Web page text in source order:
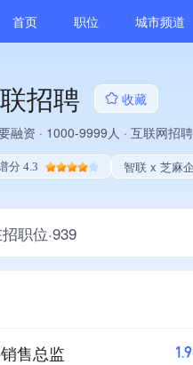
首页 职位 城市频道
招聘
收藏
融资 · 1000-9999人 · 互联网招
分 4.3 智联 x 芝麻
职位·939
售总监